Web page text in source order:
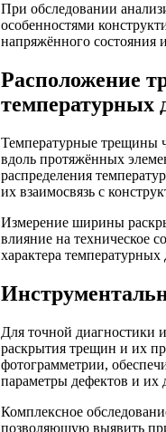
При обследовании
особенностями
напряжённого состояния
Расположение
температурных
Температурные трещины
вдоль протяжённых
распределения
их взаимосвязь с
Измерение ширины
влияние на техническое
характера
Для точной диагностики
раскрытия трещин и их
фотограмметрии,
параметры дефектов и их
Комплексное
позволяющую выявить